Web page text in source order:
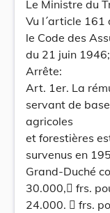
Le Ministre du
Vu l´article
le Code des
du 21 juin 1946;
Arrête:
Art. 1er. La
servant de
agricoles
et forestières
survenus en
Grand-Duché
30.000, frs.
24.000.  frs.